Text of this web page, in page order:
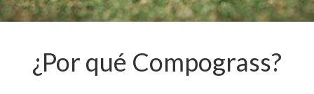
¿Por qué Compograss?